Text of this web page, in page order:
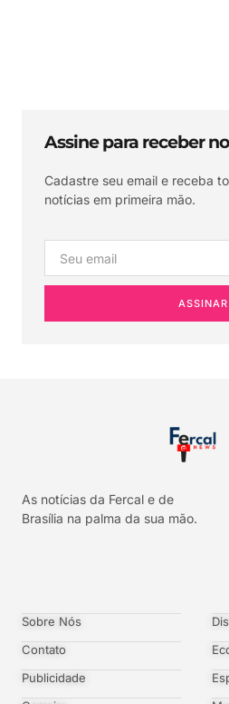
Assine para receber
Cadastre seu email e receba
notícias em primeira mão.
ASSINAR
As notícias da Fercal e de
Brasília na palma da sua mão.
Sobre Nós
Contato
Publicidade